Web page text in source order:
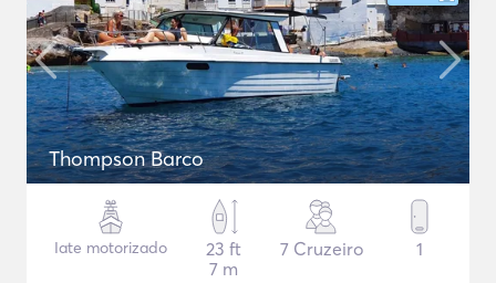
Thompson Barco
Iate motorizado
23 ft
7 m
7 Cruzeiro 1